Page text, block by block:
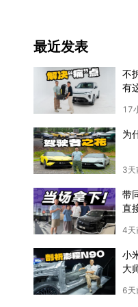
最近发表
不
有
17
为
3天
带
直
4天
小
大
6天